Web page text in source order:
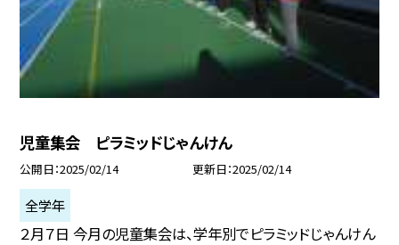
児童集会 ピラミッドじゃんけん
公開日 2025/02/14 更新日 2025/02/14
全学年
２月７日 今月の児童集会は、学年別でピラミッドじゃんけん